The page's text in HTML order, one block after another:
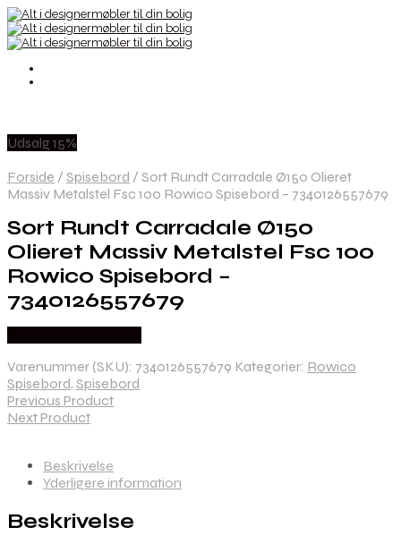
Udsalg 15%
Forside / Spisebord / Sort Rundt Carradale Ø150 Olieret
Massiv Metalstel Fsc 100 Rowico Spisebord – 7340126557679
Sort Rundt Carradale Ø150
Olieret Massiv Metalstel Fsc 100
Rowico Spisebord –
7340126557679
Varenummer (SKU): 7340126557679 Kategorier: Rowico
Spisebord, Spisebord
Previous Product
Next Product
Beskrivelse
Yderligere information
Beskrivelse